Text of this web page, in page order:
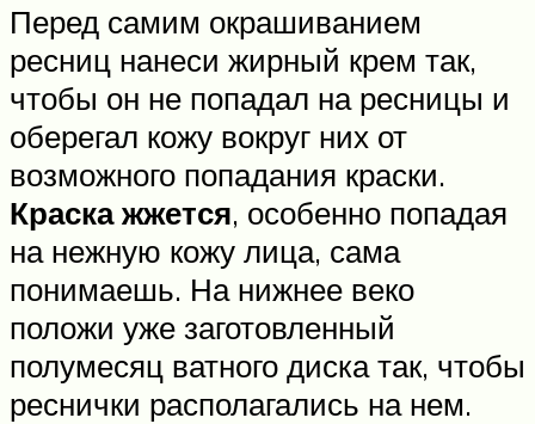
Перед самим окрашиванием
ресниц нанеси жирный крем так,
чтобы он не попадал на ресницы и
оберегал кожу вокруг них от
возможного попадания краски.
Краска жжется, особенно попадая
на нежную кожу лица, сама
понимаешь. На нижнее веко
положи уже заготовленный
полумесяц ватного диска так, чтобы
реснички располагались на нем.